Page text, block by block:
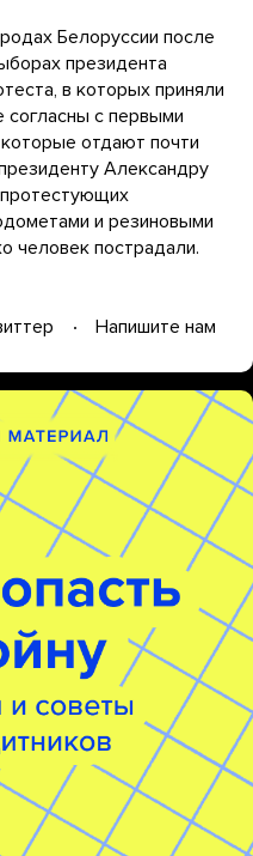
Белоруссии после
президента
в которых приняли
согласны с первыми
отдают почти
Александру
и резиновыми
человек пострадали.
Напишите нам